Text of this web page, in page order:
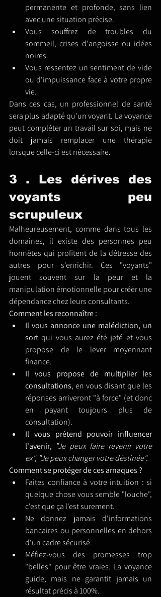
permanente et profonde, sans lien
avec une situation précise.
Vous souffrez de troubles du
sommeil, crises d'angoisse ou idées
noires.
Vous ressentez un sentiment de vide
ou d'impuissance face à votre propre
vie.
Dans ces cas, un professionnel de santé
sera plus adapté qu'un voyant. La voyance
peut compléter un travail sur soi, mais ne
doit jamais remplacer une thérapie
lorsque celle-ci est nécessaire.
3 . Les dérives des
voyants peu
scrupuleux
Malheureusement, comme dans tous les
domaines, il existe des personnes peu
honnêtes qui profitent de la détresse des
autres pour s'enrichir. Ces "voyants"
jouent souvent sur la peur et la
manipulation émotionnelle pour créer une
dépendance chez leurs consultants.
Comment les reconnaître :
Il vous annonce une malédiction, un
sort qui vous aurez été jeté et vous
propose de le lever moyennant
finance.
Il vous propose de multiplier les
consultations, en vous disant que les
réponses arriveront "à force" (et donc
en payant toujours plus de
consultation).
Il vous prétend pouvoir influencer
l'avenir, "Je peux faire revenir votre
ex", "Je peux changer votre déstinée".
Comment se protéger de ces arnaques ?
Faites confiance à votre intuition : si
quelque chose vous semble "louche",
c'est que ça l'est surement.
Ne donnez jamais d'informations
bancaires ou personnelles en dehors
d'un cadre sécurisé.
Méfiez-vous des promesses trop
"belles" pour être vraies. La voyance
guide, mais ne garantit jamais un
résultat précis à 100%.